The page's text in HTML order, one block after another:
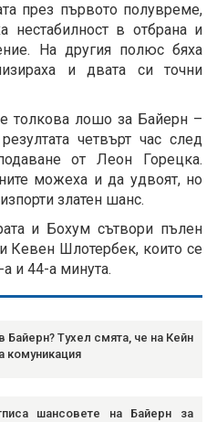
през първото полувреме,
нестабилност в отбрана и
На другия полюс бяха
и двата си точни
толкова лошо за Байерн –
четвърт час след
от Леон Горецка.
можеха и да удвоят, но
златен шанс.
и Бохум сътвори пълен
Кевен Шлотербек, които се
и 44-а минута.
Байерн? Тухел смята, че на Кейн
комуникация
шансовете на Байерн за